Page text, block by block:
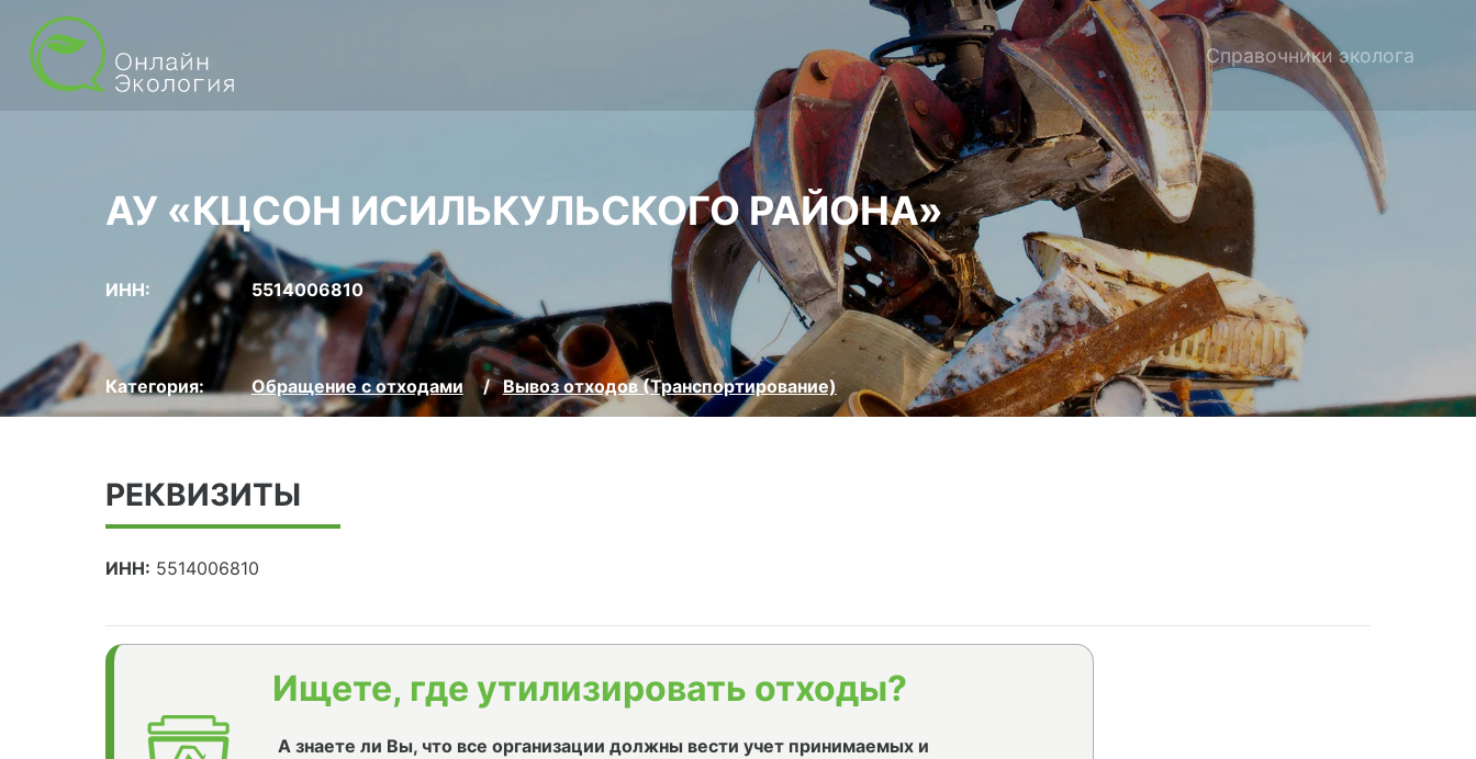
Справочники эколога
АУ «КЦСОН ИСИЛЬКУЛЬСКОГО РАЙОНА»
ИНН: 5514006810
Категория: Обращение с отходами Вывоз отходов (Транспортирование)
РЕКВИЗИТЫ
ИНН: 5514006810
Ищете, где утилизировать отходы?
А знаете ли Вы, что все организации должны вести учет принимаемых и